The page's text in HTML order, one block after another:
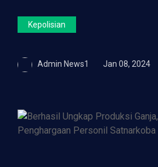
Kepolisian
Admin News1 Jan 08, 2024